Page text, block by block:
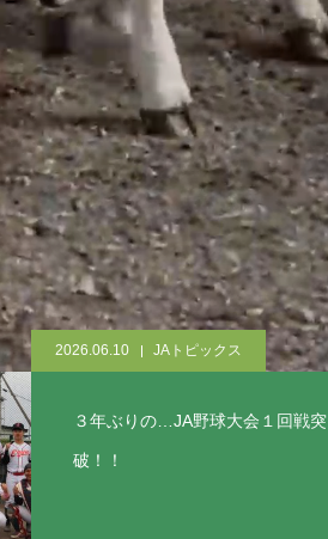
2026.06.10 JAトピックス
３年ぶりの…JA野球大会１回戦突
破！！